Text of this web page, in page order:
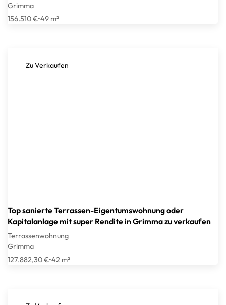
Grimma
156.510 €•49 m²
Zu Verkaufen
Top sanierte Terrassen-Eigentumswohnung oder
Kapitalanlage mit super Rendite in Grimma zu verkaufen
Terrassenwohnung
Grimma
127.882,30 €•42 m²